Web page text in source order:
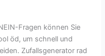
Fragen können Sie
öd, um schnell und
Zufallsgenerator rad